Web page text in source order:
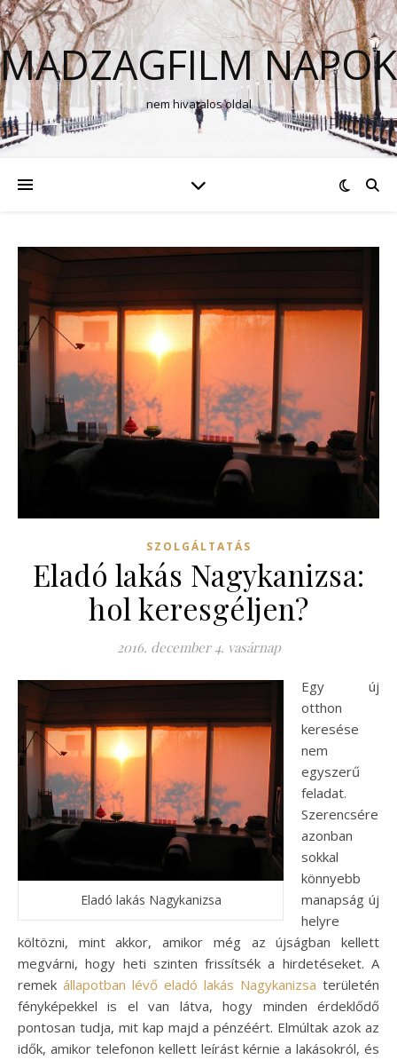
MADZAGFILM NAPOK
nem hivatalos oldal
SZOLGÁLTATÁS
Eladó lakás Nagykanizsa:
hol keresgéljen?
2016. december 4. vasárnap
Eladó lakás Nagykanizsa
Egy új
otthon
keresése
nem
egyszerű
feladat.
Szerencsére
azonban
sokkal
könnyebb
manapság új
helyre
költözni, mint akkor, amikor még az újságban kellett
megvárni, hogy heti szinten frissítsék a hirdetéseket. A
remek állapotban lévő eladó lakás Nagykanizsa területén
fényképekkel is el van látva, hogy minden érdeklődő
pontosan tudja, mit kap majd a pénzéért. Elmúltak azok az
idők, amikor telefonon kellett leírást kérnie a lakásokról, és